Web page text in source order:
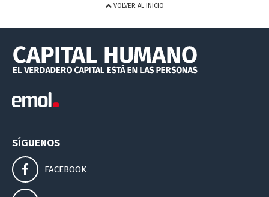
VOLVER AL INICIO
SÍGUENOS
FACEBOOK